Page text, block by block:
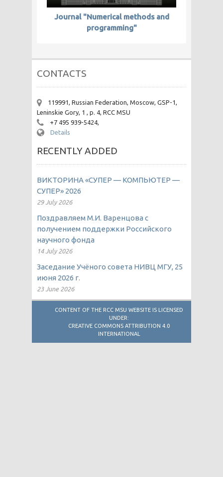
Journal "Numerical methods and
programming"
CONTACTS
119991, Russian Federation, Moscow, GSP-1,
Leninskie Gory, 1 , p. 4, RCC MSU
+7 495 939-5424,
Details
RECENTLY ADDED
ВИКТОРИНА «СУПЕР — КОМПЬЮТЕР —
СУПЕР» 2026
29 July 2026
Поздравляем М.И. Варенцова с
получением поддержки Российского
научного фонда
14 July 2026
Заседание Учёного совета НИВЦ МГУ, 25
июня 2026 г.
23 June 2026
CONTENT OF THE RCC MSU WEBSITE IS LICENSED
UNDER:
CREATIVE COMMONS ATTRIBUTION 4.0
INTERNATIONAL